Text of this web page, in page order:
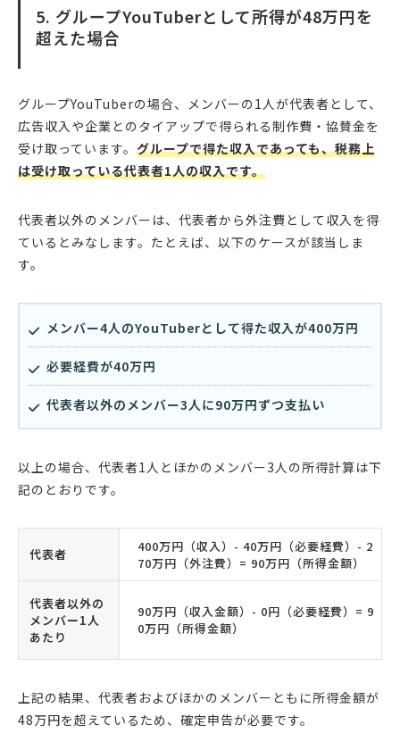
5. グループYouTuberとして所得が48万円を
超えた場合
グループYouTuberの場合、メンバーの1人が代表者として、
広告収入や企業とのタイアップで得られる制作費・協賛金を
受け取っています。 グループで得た収入であっても、税務上
は受け取っている代表者1人の収入です。
代表者以外のメンバーは、代表者から外注費として収入を得
ているとみなします。たとえば、以下のケースが該当しま
す。
メンバー4人のYouTuberとして得た収入が400万円
必要経費が40万円
代表者以外のメンバー3人に90万円ずつ支払い
以上の場合、代表者1人とほかのメンバー3人の所得計算は下
記のとおりです。
代表者
400万円（収入）- 40万円（必要経費）- 2
70万円（外注費）= 90万円（所得金額）
代表者以外の
メンバー1人
あたり
90万円（収入金額）- 0円（必要経費）= 9
0万円（所得金額）
上記の結果、代表者およびほかのメンバーともに所得金額が
48万円を超えているため、確定申告が必要です。